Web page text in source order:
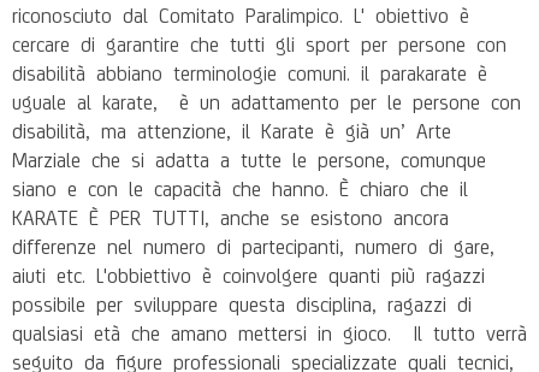
riconosciuto dal Comitato Paralimpico. L' obiettivo è
cercare di garantire che tutti gli sport per persone con
disabilità abbiano terminologie comuni. il parakarate è
uguale al karate,
è un adattamento per le persone con
disabilità, ma attenzione, il Karate è già un’ Arte
Marziale che si adatta a tutte le persone, comunque
siano e con le capacità che hanno.
È chiaro che il
KARATE È PER TUTTI, anche se esistono ancora
differenze nel numero di partecipanti, numero di gare,
aiuti etc.
L'obbiettivo è coinvolgere quanti più ragazzi
possibile per sviluppare questa disciplina, ragazzi di
qualsiasi età che amano mettersi in gioco.
Il tutto verrà
seguito da figure professionali specializzate quali tecnici,